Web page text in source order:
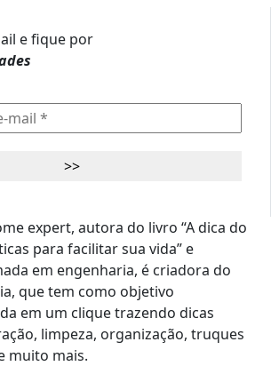
e fique por
expert, autora do livro “A dica do
para facilitar sua vida” e
em engenharia, é criadora do
que tem como objetivo
em um clique trazendo dicas
limpeza, organização, truques
muito mais.